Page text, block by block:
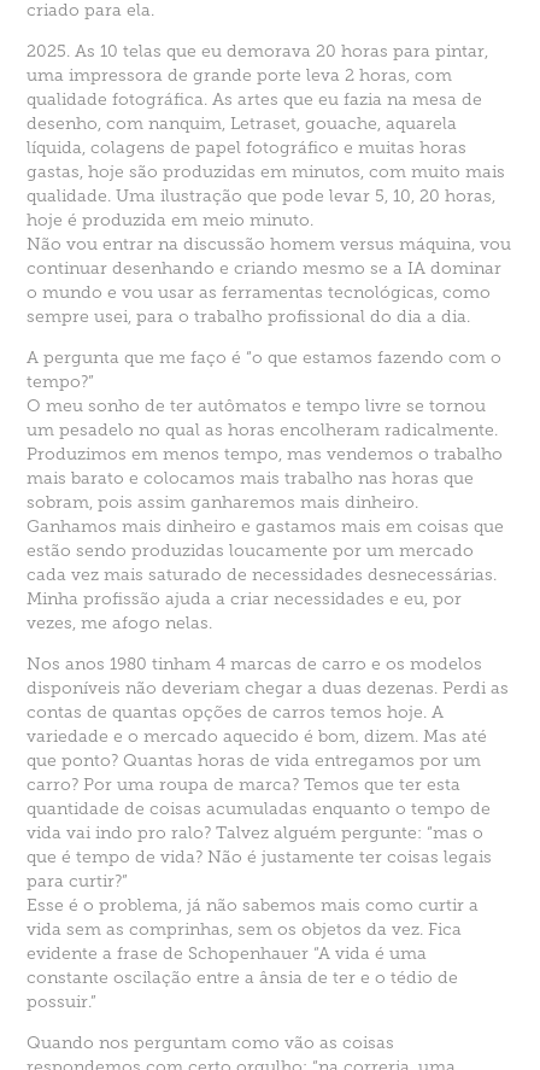
criado para ela.
2025. As 10 telas que eu demorava 20 horas para pintar,
uma impressora de grande porte leva 2 horas, com
qualidade fotográfica. As artes que eu fazia na mesa de
desenho, com nanquim, Letraset, gouache, aquarela
líquida, colagens de papel fotográfico e muitas horas
gastas, hoje são produzidas em minutos, com muito mais
qualidade. Uma ilustração que pode levar 5, 10, 20 horas,
hoje é produzida em meio minuto.
Não vou entrar na discussão homem versus máquina, vou
continuar desenhando e criando mesmo se a IA dominar
o mundo e vou usar as ferramentas tecnológicas, como
sempre usei, para o trabalho profissional do dia a dia.
A pergunta que me faço é “o que estamos fazendo com o
tempo?”
O meu sonho de ter autômatos e tempo livre se tornou
um pesadelo no qual as horas encolheram radicalmente.
Produzimos em menos tempo, mas vendemos o trabalho
mais barato e colocamos mais trabalho nas horas que
sobram, pois assim ganharemos mais dinheiro.
Ganhamos mais dinheiro e gastamos mais em coisas que
estão sendo produzidas loucamente por um mercado
cada vez mais saturado de necessidades desnecessárias.
Minha profissão ajuda a criar necessidades e eu, por
vezes, me afogo nelas.
Nos anos 1980 tinham 4 marcas de carro e os modelos
disponíveis não deveriam chegar a duas dezenas. Perdi as
contas de quantas opções de carros temos hoje. A
variedade e o mercado aquecido é bom, dizem. Mas até
que ponto? Quantas horas de vida entregamos por um
carro? Por uma roupa de marca? Temos que ter esta
quantidade de coisas acumuladas enquanto o tempo de
vida vai indo pro ralo? Talvez alguém pergunte: “mas o
que é tempo de vida? Não é justamente ter coisas legais
para curtir?”
Esse é o problema, já não sabemos mais como curtir a
vida sem as comprinhas, sem os objetos da vez. Fica
evidente a frase de Schopenhauer “A vida é uma
constante oscilação entre a ânsia de ter e o tédio de
possuir.”
Quando nos perguntam como vão as coisas